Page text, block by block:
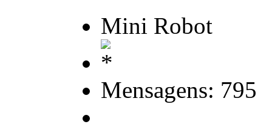
Mini Robot
Mensagens: 795